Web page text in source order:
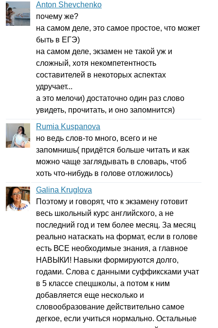
Anton Shevchenko
почему же?
на самом деле, это самое простое, что может
быть в ЕГЭ)
на самом деле, экзамен не такой уж и
сложный, хотя некомпетентность
составителей в некоторых аспектах
удручает...
а это мелочи) достаточно один раз слово
увидеть, прочитать, и оно запомнится)
Rumia Kuspanova
но ведь слов-то много, всего и не
запомнишь( придётся больше читать и как
можно чаще заглядывать в словарь, чтоб
хоть что-нибудь в голове отложилось)
Galina Kruglova
Поэтому и говорят, что к экзамену готовит
весь школьный курс английского, а не
последний год и тем более месяц. За месяц
реально натаскать на формат, если в голове
есть ВСЕ необходимые знания, а главное
НАВЫКИ! Навыки формируются долго,
годами. Слова с данными суффиксками учат
в 5 классе спецшколы, а потом к ним
добавляется еще несколько и
словообразование действительно самое
дегкое, если учиться нормально. Остальные